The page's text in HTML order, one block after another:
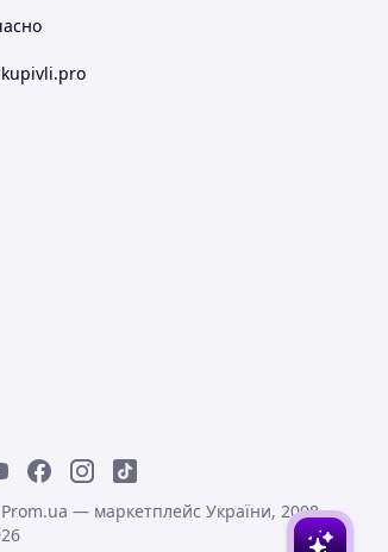
— маркетплейс України, 2008-